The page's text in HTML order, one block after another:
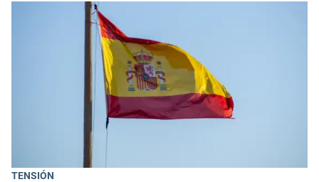
TENSIÓN